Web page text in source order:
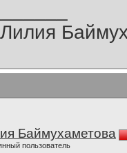
Баймухаметова
пользователь